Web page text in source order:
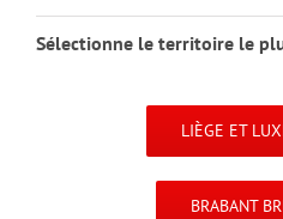
Sélectionne le territoire le
LIÈGE ET
BRABANT